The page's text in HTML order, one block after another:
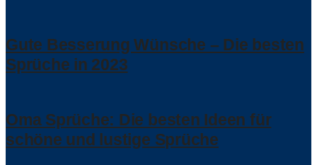
Gute Besserung Wünsche – Die besten
Sprüche in 2023
Oma Sprüche: Die besten Ideen für
schöne und lustige Sprüche